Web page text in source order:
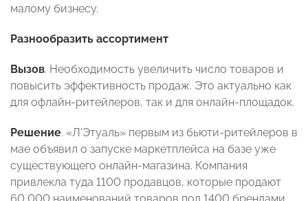
малому бизнесу.
Разнообразить ассортимент
Вызов. Необходимость увеличить число товаров и
повысить эффективность продаж. Это актуально как
для офлайн-ритейлеров, так и для онлайн-площадок.
Решение. «Л’Этуаль» первым из бьюти-ритейлеров в
мае объявил о запуске маркетплейса на базе уже
существующего онлайн-магазина. Компания
привлекла туда 1100 продавцов, которые продают